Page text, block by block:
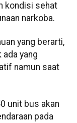
kondisi sehat
narkoba.
yang berarti,
yang
namun saat
unit bus akan
pada